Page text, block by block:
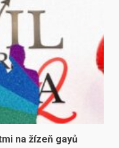
na žízeň gayů